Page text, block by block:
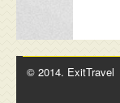
© 2014. ExitTravel